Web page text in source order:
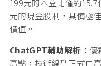
199元的本益比僅約
元的現金股利，具備極
價值。
ChatGPT輔助解析： 優
高點，技術線型正式由